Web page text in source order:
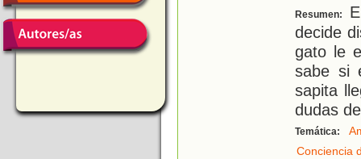
Resumen:
decide
gato le
sabe si
sapita
dudas
Temática:
Conciencia